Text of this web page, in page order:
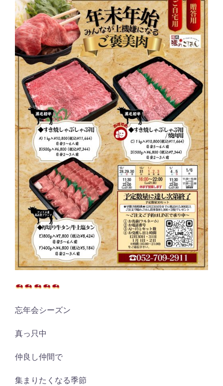
忘年会シーズン
真っ只中
仲良し仲間で
集まりたくなる季節